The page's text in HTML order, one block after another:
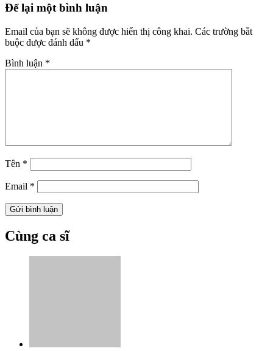
Để lại một bình luận
Email của bạn sẽ không được hiển thị công khai. Các trường bắt
buộc được đánh dấu *
Bình luận *
Tên *
Email *
Cùng ca sĩ